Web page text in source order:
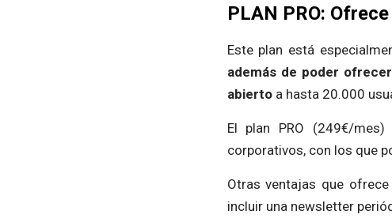
PLAN PRO:
Este plan está
además de poder
abierto a hasta 20.000
El plan PRO (249€/
corporativos, con los que
Otras ventajas que
incluir una newsletter